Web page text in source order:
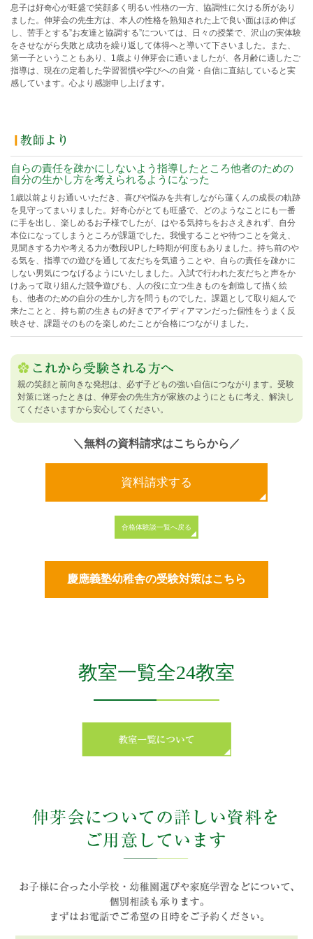
息子は好奇心が旺盛で笑顔多く明るい性格の一方、協調性に欠ける所があり
ました。伸芽会の先生方は、本人の性格を熟知された上で良い面はほめ伸ば
し、苦手とする”お友達と協調する”については、日々の授業で、沢山の実体験
をさせながら失敗と成功を繰り返して体得へと導いて下さいました。また、
第一子ということもあり、1歳より伸芽会に通いましたが、各月齢に適したご
指導は、現在の定着した学習習慣や学びへの自覚・自信に直結していると実
感しています。心より感謝申し上げます。
自らの責任を疎かにしないよう指導したところ他者のための
自分の生かし方を考えられるようになった
1歳以前よりお通いいただき、喜びや悩みを共有しながら蓮くんの成長の軌跡
を見守ってまいりました。好奇心がとても旺盛で、どのようなことにも一番
に手を出し、楽しめるお子様でしたが、はやる気持ちをおさえきれず、自分
本位になってしまうところが課題でした。我慢することや待つことを覚え、
見聞きする力や考える力が数段UPした時期が何度もありました。持ち前のや
る気を、指導での遊びを通して友だちを気遣うことや、自らの責任を疎かに
しない男気につなげるようにいたしました。入試で行われた友だちと声をか
けあって取り組んだ競争遊びも、人の役に立つ生きものを創造して描く絵
も、他者のための自分の生かし方を問うものでした。課題として取り組んで
来たことと、持ち前の生きもの好きでアイディアマンだった個性をうまく反
映させ、課題そのものを楽しめたことが合格につながりました。
親の笑顔と前向きな発想は、必ず子どもの強い自信につながります。受験
対策に迷ったときは、伸芽会の先生方が家族のようにともに考え、解決し
てくださいますから安心してください。
＼無料の資料請求はこちらから／
資料請求する
合格体験談一覧へ戻る
慶應義塾幼稚舎の受験対策はこちら
教室一覧全24教室